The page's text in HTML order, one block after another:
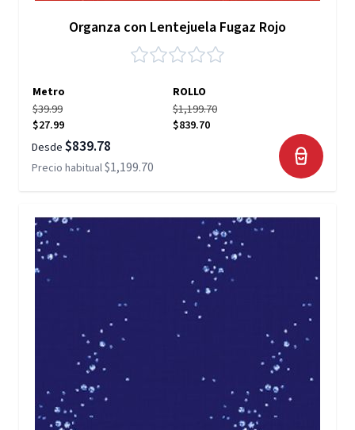
Organza con Lentejuela Fugaz Rojo
Metro
ROLLO
$39.99
$27.99
$1,199.70
$839.70
Desde $839.78
Precio habitual$1,199.70